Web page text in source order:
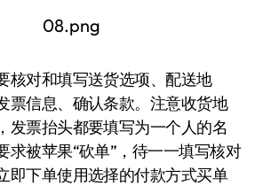
核对和填写送货选项、配送地
票信息、确认条款。注意收货地
发票抬头都要填写为一个人的名
求被苹果“砍单”，待一一填写核对
即下单使用选择的付款方式买单